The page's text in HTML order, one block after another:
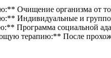
Очищение организма от
Индивидуальные и
Программа социальной
терапию:** После